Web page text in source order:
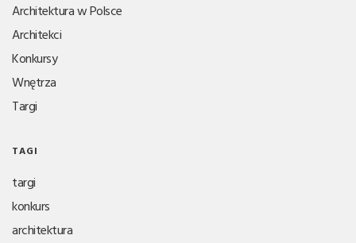
Architektura w Polsce
Architekci
Konkursy
Wnętrza
Targi
TAGI
targi
konkurs
architektura